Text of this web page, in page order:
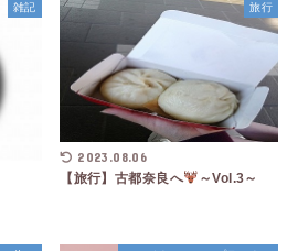
雑記 旅行
2023.08.06
【旅行】古都奈良へ ～Vol.3～